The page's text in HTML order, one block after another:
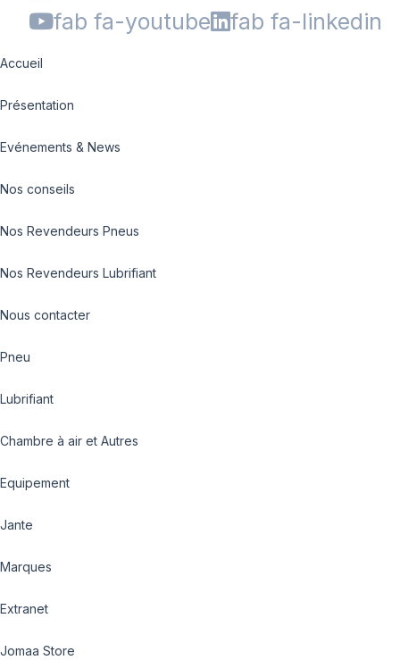
fab fa-youtube
fab fa-linkedin
Accueil
Présentation
Evénements & News
Nos conseils
Nos Revendeurs Pneus
Nos Revendeurs Lubrifiant
Nous contacter
Pneu
Lubrifiant
Chambre à air et Autres
Equipement
Jante
Marques
Extranet
Jomaa Store